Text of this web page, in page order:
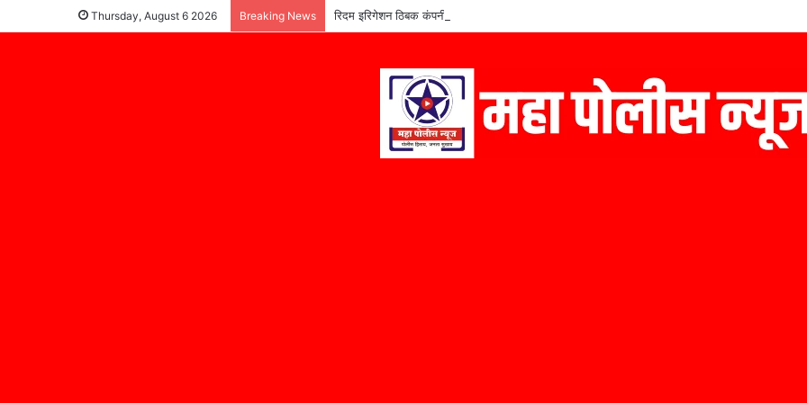
Thursday, August 6 2026 Breaking News रिदम इरिगेशन ठिबक कंपनीचे संस्थापक कैलास निळे यांचा ‘मराठी उद्योजक पुरस्कार